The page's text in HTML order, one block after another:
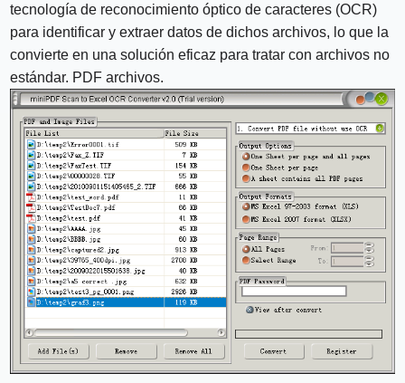
tecnología de reconocimiento óptico de caracteres (OCR)
para identificar y extraer datos de dichos archivos, lo que la
convierte en una solución eficaz para tratar con archivos no
estándar. PDF archivos.